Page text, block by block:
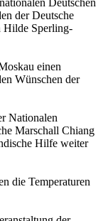
Deutschen
der Deutsche
Hilde Sperling-
einen
Wünschen der
Nationalen
Marschall Chiang
Hilfe weiter
die Temperaturen